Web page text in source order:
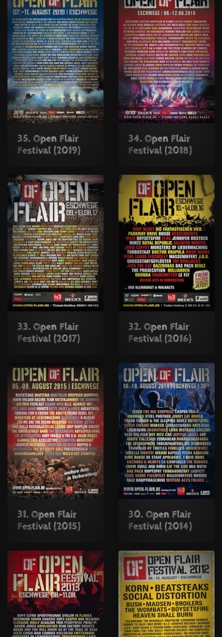
35. Open Flair
Festival (2019)
34. Open Flair
Festival (2018)
33. Open Flair
Festival (2017)
32. Open Flair
Festival (2016)
31. Open Flair
Festival (2015)
30. Open Flair
Festival (2014)